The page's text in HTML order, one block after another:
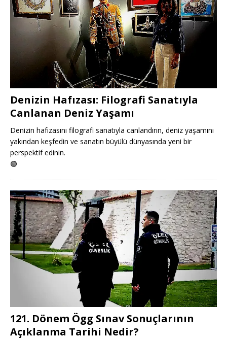
Denizin Hafızası: Filografi Sanatıyla
Canlanan Deniz Yaşamı
Denizin hafızasını filografi sanatıyla canlandırın, deniz yaşamını
yakından keşfedin ve sanatın büyülü dünyasında yeni bir
perspektif edinin.
🟢
121. Dönem Ögg Sınav Sonuçlarının
Açıklanma Tarihi Nedir?